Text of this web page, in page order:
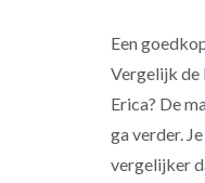
Een
Vergelijk de
Erica? De
ga verder.
vergelijker